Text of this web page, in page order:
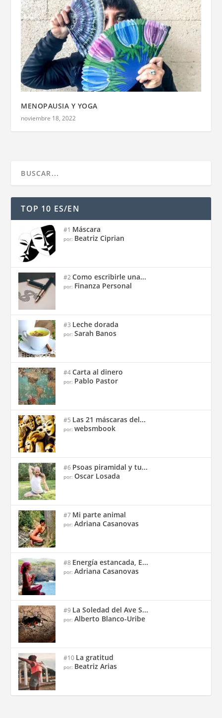
MENOPAUSIA Y YOGA
noviembre 18, 2022
TOP 10 ES/EN
#1 Máscara
por: Beatriz Ciprian
#2Como escribirle una...
por: Finanza Personal
#3 Leche dorada
por:Sarah Banos
#4Carta al dinero
por: Pablo Pastor
#5 Las 21 máscaras del...
por:websmbook
#6 Psoas piramidal y tu...
por:Oscar Losada
#7 Mi parte animal
por:Adriana Casanovas
#8 Energía estancada, E...
por:Adriana Casanovas
#9 La Soledad del Ave S...
por:Alberto Blanco-Uribe
#10 La gratitud
por: Beatriz Arias